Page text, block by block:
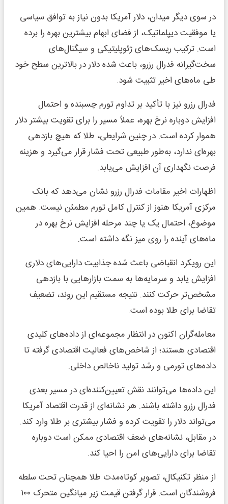
در سوی دیگر میدان، دلار آمریکا بدون نیاز به توافق سیاسی
یا موفقیت دیپلماتیک، از فضای ابهام بیشترین بهره را برده
است. ترکیب ریسک‌های ژئوپلیتیکی و سیگنال‌های
سخت‌گیرانه فدرال رزرو، باعث شده دلار در بالاترین سطح خود
طی ماه‌های اخیر تثبیت شود.
فدرال رزرو نیز با تأکید بر تداوم تورم چسبنده و احتمال
افزایش دوباره نرخ بهره، عملاً مسیر را برای تقویت بیشتر دلار
هموار کرده است. در چنین شرایطی، طلا که هیچ بازدهی
بهره‌ای ندارد، به‌طور طبیعی تحت فشار قرار می‌گیرد و هزینه
فرصت نگهداری آن افزایش می‌یابد.
اظهارات اخیر مقامات فدرال رزرو نشان می‌دهد که بانک
مرکزی آمریکا هنوز از کنترل کامل تورم مطمئن نیست. همین
موضوع، احتمال یک یا چند مرحله افزایش نرخ بهره در
ماه‌های آینده را روی میز نگه داشته است.
این رویکرد انقباضی باعث شده جذابیت دارایی‌های دلاری
افزایش یابد و سرمایه‌ها به سمت بازارهایی با بازدهی
مشخص‌تر حرکت کنند. نتیجه مستقیم این روند، تضعیف
تقاضا برای طلا بوده است.
معامله‌گران اکنون در انتظار مجموعه‌ای از داده‌های کلیدی
اقتصادی هستند؛ از شاخص‌های فعالیت اقتصادی گرفته تا
داده‌های تورمی و رشد تولید ناخالص داخلی.
این داده‌ها می‌توانند نقش تعیین‌کننده‌ای در مسیر بعدی
فدرال رزرو داشته باشند. هر نشانه‌ای از قدرت اقتصاد آمریکا
می‌تواند دلار را تقویت کرده و فشار بیشتری بر طلا وارد کند.
در مقابل، نشانه‌های ضعف اقتصادی ممکن است دوباره
تقاضا برای دارایی‌های امن را احیا کند.
از منظر تکنیکال، تصویر کوتاه‌مدت طلا همچنان تحت سلطه
فروشندگان است. قرار گرفتن قیمت زیر میانگین متحرک ۱۰۰